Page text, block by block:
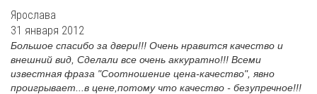
Ярослава
31 января 2012
Большое спасибо за двери!!! Очень нравится качество и
внешний вид, Сделали все очень аккуратно!!! Всеми
известная фраза "Соотношение цена-качество", явно
проигрывает...в цене,потому что качество - безупречное!!!